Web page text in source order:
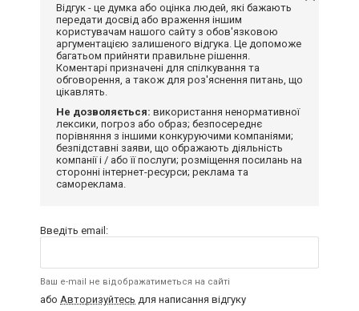
Відгук - це думка або оцінка людей, які бажають
передати досвід або враження іншим
користувачам нашого сайту з обов'язковою
аргументацією залишеного відгука. Це допоможе
багатьом прийняти правильне рішення.
Коментарі призначені для спілкування та
обговорення, а також для роз'яснення питань, що
цікавлять.
Не дозволяється: використання ненормативної
лексики, погроз або образ; безпосереднє
порівняння з іншими конкуруючими компаніями;
безпідставні заяви, що ображають діяльність
компанії і / або її послуги; розміщення посилань на
сторонні інтернет-ресурси; реклама та
самореклама.
Введіть email:
Ваш e-mail не відображатиметься на сайті
або Авторизуйтесь для написання відгуку